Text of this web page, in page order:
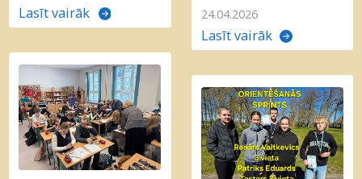
Lasīt vairāk 24.04.2026
Lasīt vairāk